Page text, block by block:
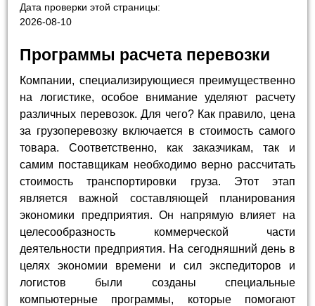
Дата проверки этой страницы:
2026-08-10
Программы расчета перевозки
Компании, специализирующиеся преимущественно
на логистике, особое внимание уделяют расчету
различных перевозок. Для чего? Как правило, цена
за грузоперевозку включается в стоимость самого
товара. Соответственно, как заказчикам, так и
самим поставщикам необходимо верно рассчитать
стоимость транспортировки груза. Этот этап
является важной составляющей планирования
экономики предприятия. Он напрямую влияет на
целесообразность коммерческой части
деятельности предприятия. На сегодняшний день в
целях экономии времени и сил экспедиторов и
логистов были созданы специальные
компьютерные программы, которые помогают